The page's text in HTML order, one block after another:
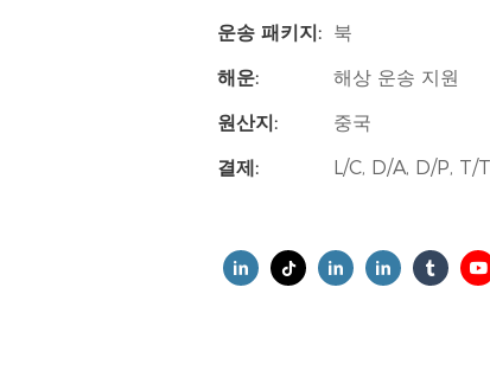
운송 패키지: 북
해운:
해상 운송 지원
원산지:
중국
결제:
L/C, D/A, D/P,